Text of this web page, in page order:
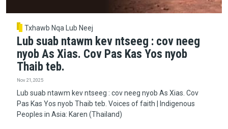
Txhawb Nqa Lub Neej
Lub suab ntawm kev ntseeg : cov neeg
nyob As Xias. Cov Pas Kas Yos nyob
Thaib teb.
Nov 21, 2025
Lub suab ntawm kev ntseeg : cov neeg nyob As Xias. Cov
Pas Kas Yos nyob Thaib teb. Voices of faith | Indigenous
Peoples in Asia: Karen (Thailand)